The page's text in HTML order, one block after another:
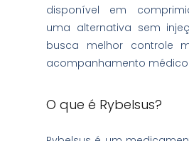
disponível em
uma alternativa sem
busca melhor controle
acompanhamento médico.
O que é Rybelsus?